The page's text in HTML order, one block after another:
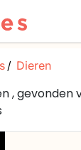
Dieren
,